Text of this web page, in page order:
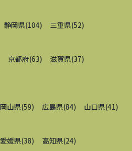
静岡県(104) 三重県(52)
京都府(63) 滋賀県(37)
岡山県(59) 広島県(84) 山口県(41)
愛媛県(38) 高知県(24)